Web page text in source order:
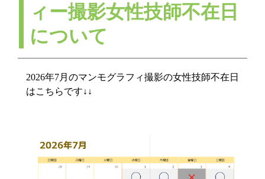
ィー撮影女性技師不在日
について
2026年7月のマンモグラフィ撮影の女性技師不在日
はこちらです↓↓